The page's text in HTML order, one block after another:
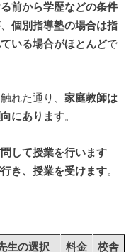
前から学歴などの条件
個別指導塾の場合は指
いる場合がほとんどで
れた通り、 家庭教師は
にあります。
して授業を行います
き、授業を受けます。
生の選択 料金 校舎